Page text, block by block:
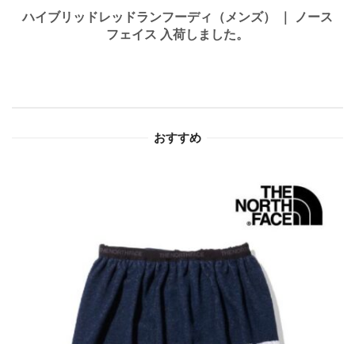
ゲ
ハイブリッドレッドランフーディ（メンズ） ｜ ノース
フェイス 入荷しました。
おすすめ